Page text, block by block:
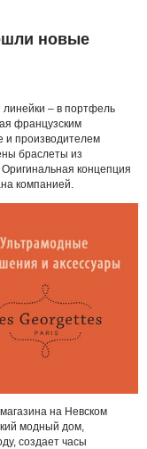
новые
– в портфель
французским
и производителем
браслеты из
концепция
компанией.
на Невском
модный дом,
создает часы